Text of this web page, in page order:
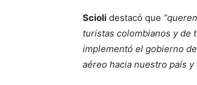
Scioli destacó que
turistas colombianos y de
implementó el gobierno
aéreo hacia nuestro país